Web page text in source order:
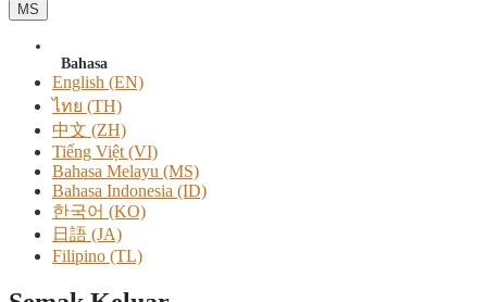
MS
Bahasa
English (EN)
ไทย (TH)
中文 (ZH)
Tiếng Việt (VI)
Bahasa Melayu (MS)
Bahasa Indonesia (ID)
한국어 (KO)
日語 (JA)
Filipino (TL)